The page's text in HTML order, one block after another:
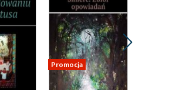
Promocja